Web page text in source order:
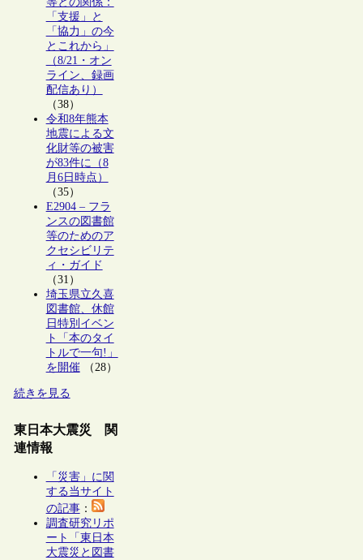
「支援」と
「協力」の今
とこれから」
（8/21・オン
ライン、録画
配信あり）
（38）
令和8年熊本
地震による文
化財等の被害
が83件に（8
月6日時点）
（35）
E2904 – フラ
ンスの図書館
等のためのア
クセシビリテ
ィ・ガイド
（31）
埼玉県立久喜
図書館、休館
日特別イベン
ト「本のタイ
トルで一句!」
を開催（28）
続きを見る
東日本大震災 関
連情報
「災害」に関
する当サイト
の記事：
調査研究リポ
ート「東日本
大震災と図書